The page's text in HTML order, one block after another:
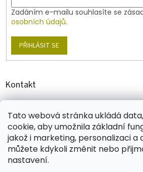
Tato webová stránka ukládá
cookie, aby umožnila základní
jakož i marketing, personalizaci a
můžete kdykoli změnit nebo
nastavení.
i
Zadáním e-mailu souhlasíte se
osobních údajů.
PŘIHLÁSIT SE
Kontakt
+420 774 431 432